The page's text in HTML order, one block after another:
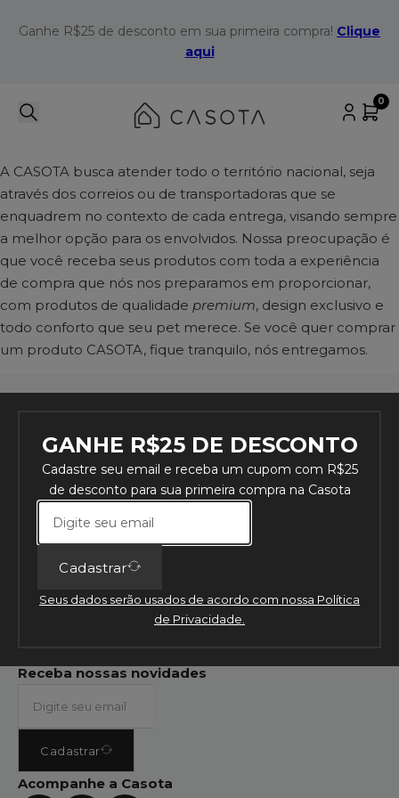
Ganhe R$25 de desconto em sua primeira compra! Clique
aqui
0
A CASOTA busca atender todo o território nacional, seja
através dos correios ou de transportadoras que se
enquadrem no contexto de cada entrega, visando sempre
a melhor opção para os envolvidos. Nossa preocupação é
que você receba seus produtos com toda a experiência
de compra que nós nos preparamos em proporcionar,
com produtos de qualidade premium, design exclusivo e
todo conforto que seu pet merece. Se você quer comprar
um produto CASOTA, fique tranquilo, nós entregamos.
Produtos
Casota
Casota Mesa
Casota Cama
Casota Colchão
Combos
Receba nossas novidades
Cadastrar
Acompanhe a Casota
GANHE R$25 DE DESCONTO
Cadastre seu email e receba um cupom com R$25
de desconto para sua primeira compra na Casota
Cadastrar
Seus dados serão usados de acordo com nossa Política
de Privacidade.